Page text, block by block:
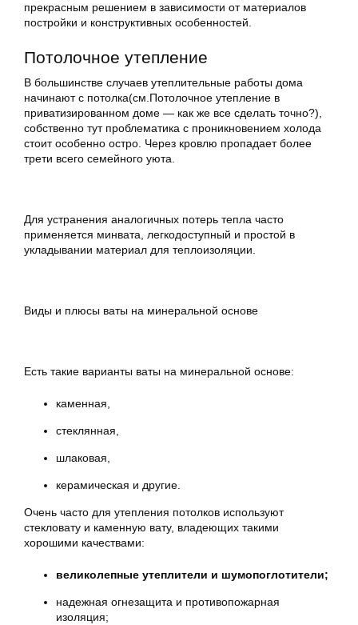
прекрасным решением в зависимости от материалов
постройки и конструктивных особенностей.
Потолочное утепление
В большинстве случаев утеплительные работы дома
начинают с потолка(см.Потолочное утепление в
приватизированном доме — как же все сделать точно?),
собственно тут проблематика с проникновением холода
стоит особенно остро. Через кровлю пропадает более
трети всего семейного уюта.
Для устранения аналогичных потерь тепла часто
применяется минвата, легкодоступный и простой в
укладывании материал для теплоизоляции.
Виды и плюсы ваты на минеральной основе
Есть такие варианты ваты на минеральной основе:
каменная,
стеклянная,
шлаковая,
керамическая и другие.
Очень часто для утепления потолков используют
стекловату и каменную вату, владеющих такими
хорошими качествами:
великолепные утеплители и шумопоглотители;
надежная огнезащита и противопожарная
изоляция;